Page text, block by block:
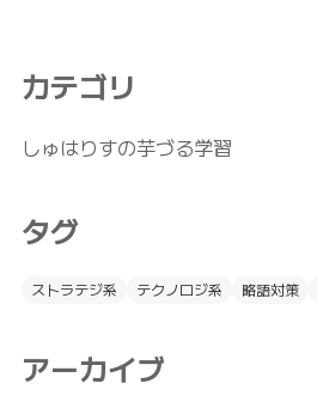
カテゴリ
しゅはりすの芋づる学習
タグ
ストラテジ系 テクノロジ系 略語対策
アーカイブ